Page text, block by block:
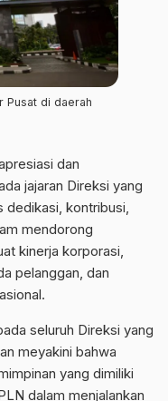
Pusat di daerah
dan
jajaran Direksi yang
dedikasi, kontribusi,
mendorong
kinerja korporasi,
pelanggan, dan
seluruh Direksi yang
meyakini bahwa
yang dimiliki
dalam menjalankan